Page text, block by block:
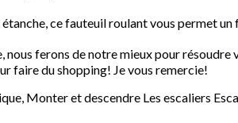
ce fauteuil roulant vous permet
ferons de notre mieux pour
faire du shopping! Je vous remercie!
Monter et descendre Les escaliers